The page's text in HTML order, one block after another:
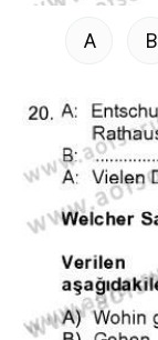
A B